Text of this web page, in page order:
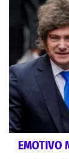
EMOTIVO